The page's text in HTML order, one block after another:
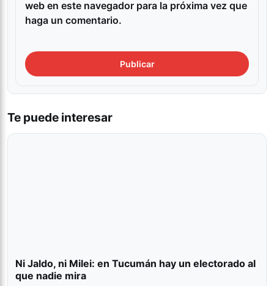
web en este navegador para la próxima vez que
haga un comentario.
Te puede interesar
Ni Jaldo, ni Milei: en Tucumán hay un electorado al
que nadie mira